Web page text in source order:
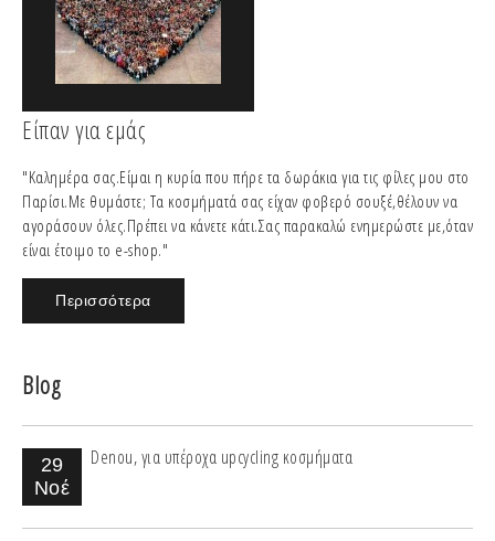
Είπαν για εμάς
"Καλημέρα σας.Είμαι η κυρία που πήρε τα δωράκια για τις φίλες μου στο
Παρίσι.Με θυμάστε; Τα κοσμήματά σας είχαν φοβερό σουξέ,θέλουν να
αγοράσουν όλες.Πρέπει να κάνετε κάτι.Σας παρακαλώ ενημερώστε με,όταν
είναι έτοιμο το e-shop."
Περισσότερα
Blog
29
Νοέ
Denou, για υπέροχα upcycling κοσμήματα